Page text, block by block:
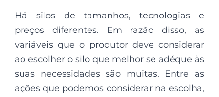
Há silos de tamanhos, tecnologias e
preços diferentes. Em razão disso, as
variáveis que o produtor deve considerar
ao escolher o silo que melhor se adéque às
suas necessidades são muitas. Entre as
ações que podemos considerar na escolha,